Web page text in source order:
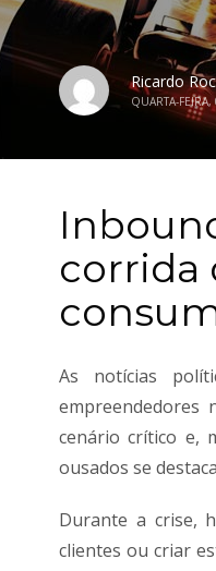
Ricardo
QUARTA-
corrida
As notícias
empreendedores
cenário crítico e,
ousados se
Durante a crise,
clientes ou criar